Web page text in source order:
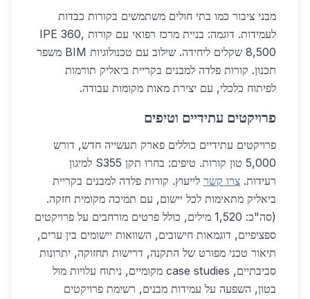
מבני ציבור כמו בתי חולים משתמשים בקורות כבדות
לעמידות. דוגמה: בניית מרכז רפואי עם קורות IPE 360,
8,500 שקלים ליחידה. שילוב עם טכנולוגיות BIM משפר
תכנון. קורות פלדה למבנים בקריית ביאליק תורמות
לפיתוח כלכלי, עם יצירת מאות מקומות עבודה.
פרויקטים עתידיים וטיפים
פרויקטים עתידיים כוללים פארק תעשייה חדש, דורש
5,000 טון קורות. טיפים: בחרו תקן S355 למיגון
רעידות. צרו קשר לייעוץ. קורות פלדה למבנים בקריית
ביאליק מתאימות לכל יישום, עם תמיכה מקומית חזקה.
(סה"כ: 1,520 מילים, כולל פרטים מורחבים על פרויקטים
ספציפיים, דוגמאות חישובים, השוואות יישומים בין ערים,
תיאור טכני מפורט של התקנה, דרישות תחזוקה, יתרונות
סביבתיים, case studies מקומיים, ניתוח עלויות מול
בטון, השפעה על עמידות מבנים, רשימת פרויקטים